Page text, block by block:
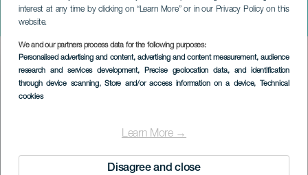
interest at any time by clicking on “Learn More” or in our Privacy Policy on this
website.
We and our partners process data for the following purposes:
Personalised advertising and content, advertising and content measurement, audience
research and services development, Precise geolocation data, and identification
through device scanning, Store and/or access information on a device, Technical
cookies
Learn More →
Disagree and close
CreAcción
TENERIFE
Imagen
Listado